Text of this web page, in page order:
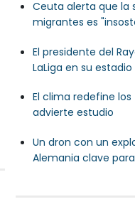
Ceuta alerta que la
migrantes es
El presidente del
LaLiga en su estadio
El clima redefine
advierte estudio
Un dron con un
Alemania clave